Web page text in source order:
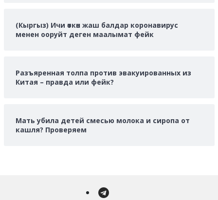
(Кыргыз) Ичи өткөн жаш балдар коронавирус
менен ооруйт деген маалымат фейк
Разъяренная толпа против эвакуированных из
Китая – правда или фейк?
Мать убила детей смесью молока и сиропа от
кашля? Проверяем
Telegram